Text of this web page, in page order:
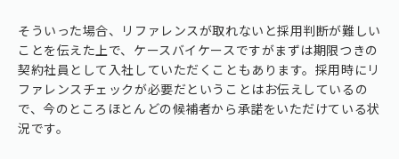
そういった場合、リファレンスが取れないと採用判断が難しい
ことを伝えた上で、ケースバイケースですがまずは期限つきの
契約社員として入社していただくこともあります。採用時にリ
ファレンスチェックが必要だということはお伝えしているの
で、今のところほとんどの候補者から承諾をいただけている状
況です。